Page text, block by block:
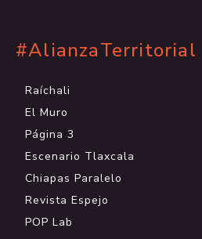
#AlianzaTerritorial
Raíchali
El Muro
Página 3
Escenario Tlaxcala
Chiapas Paralelo
Revista Espejo
POP Lab